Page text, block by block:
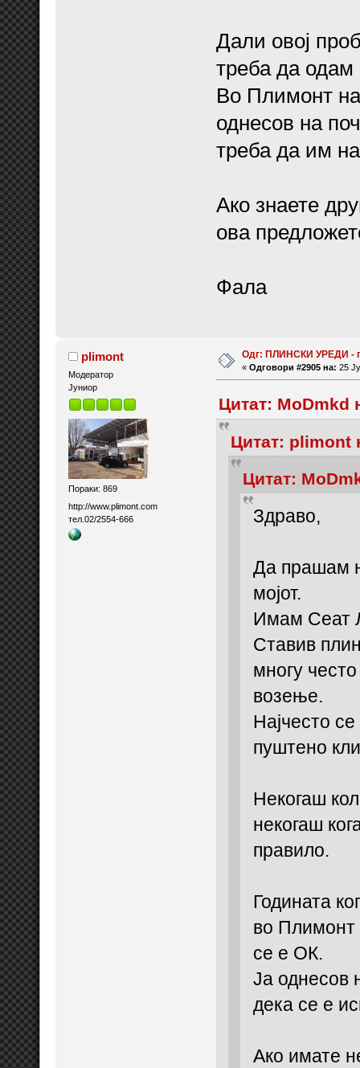
Дали овој
треба да одам
Во Плимонт на
однесов на
треба да им
Ако знаете
ова
Фала
plimont
Модератор
Јуниор
Пораки: 869
http://www.plimont.com
тел.02/2554-666
Одг: ПЛИНСКИ УРЕДИ -
« Одговори #2905 на: 25
Цитат: MoDmkd
Цитат: plimont
Цитат:
Здраво,
Да прашам
мојот.
Имам Сеат
Ставив
многу
возење.
Најчесто
пуштено
Некогаш
некогаш
правило.
Годината
во Плимонт
се е ОК.
Ја однесов
дека се е
Ако имате